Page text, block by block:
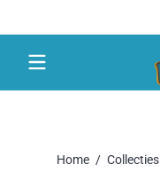
Home Collecties